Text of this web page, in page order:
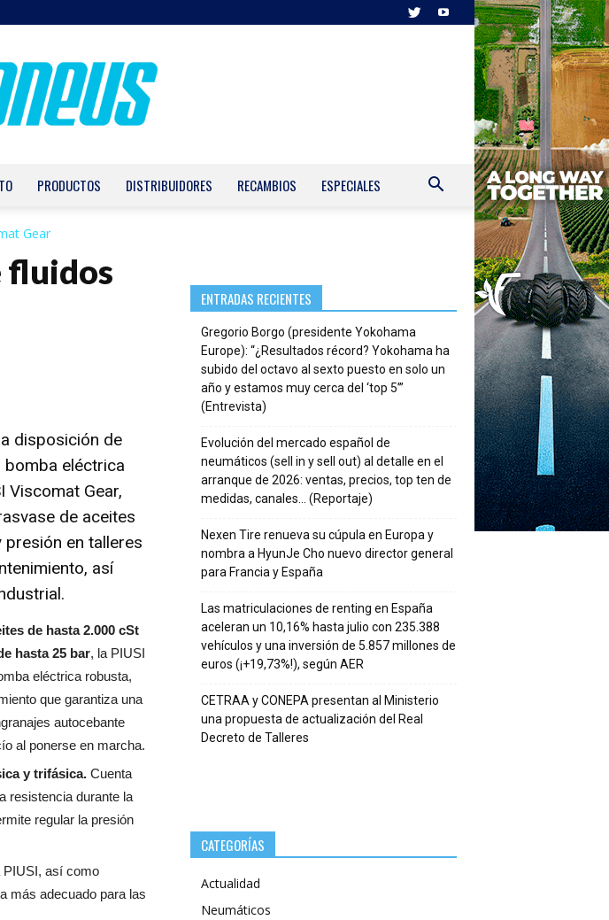
PRODUCTOS DISTRIBUIDORES RECAMBIOS ESPECIALES
Gear
fluidos
disposición de
eléctrica
Viscomat Gear,
de aceites
en talleres
así
de hasta 2.000 cSt
hasta 25 bar, la PIUSI
eléctrica robusta,
que garantiza una
autocebante
al ponerse en marcha.
y trifásica. Cuenta
resistencia durante la
regular la presión
PIUSI, así como
más adecuado para las
ENTRADAS RECIENTES
Gregorio Borgo (presidente Yokohama
Europe): “¿Resultados récord? Yokohama ha
subido del octavo al sexto puesto en solo un
año y estamos muy cerca del ‘top 5’”
(Entrevista)
Evolución del mercado español de
neumáticos (sell in y sell out) al detalle en el
arranque de 2026: ventas, precios, top ten de
medidas, canales… (Reportaje)
Nexen Tire renueva su cúpula en Europa y
nombra a HyunJe Cho nuevo director general
para Francia y España
Las matriculaciones de renting en España
aceleran un 10,16% hasta julio con 235.388
vehículos y una inversión de 5.857 millones de
euros (¡+19,73%!), según AER
CETRAA y CONEPA presentan al Ministerio
una propuesta de actualización del Real
Decreto de Talleres
CATEGORÍAS
Actualidad
Neumáticos